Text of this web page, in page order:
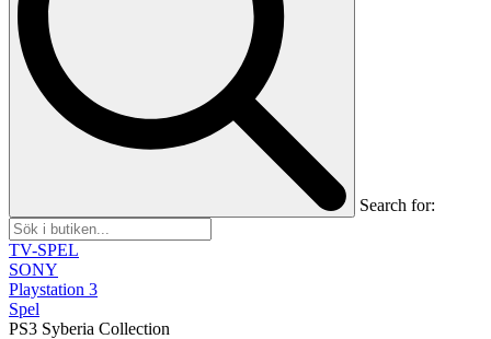
Search for:
TV-SPEL
SONY
Playstation 3
Spel
PS3 Syberia Collection